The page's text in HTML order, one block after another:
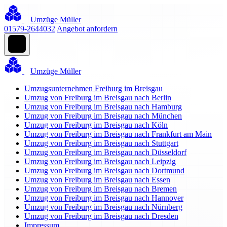
Umzüge Müller
01579-2644032 Angebot anfordern
Umzüge Müller
Umzugsunternehmen Freiburg im Breisgau
Umzug von Freiburg im Breisgau nach Berlin
Umzug von Freiburg im Breisgau nach Hamburg
Umzug von Freiburg im Breisgau nach München
Umzug von Freiburg im Breisgau nach Köln
Umzug von Freiburg im Breisgau nach Frankfurt am Main
Umzug von Freiburg im Breisgau nach Stuttgart
Umzug von Freiburg im Breisgau nach Düsseldorf
Umzug von Freiburg im Breisgau nach Leipzig
Umzug von Freiburg im Breisgau nach Dortmund
Umzug von Freiburg im Breisgau nach Essen
Umzug von Freiburg im Breisgau nach Bremen
Umzug von Freiburg im Breisgau nach Hannover
Umzug von Freiburg im Breisgau nach Nürnberg
Umzug von Freiburg im Breisgau nach Dresden
Impressum